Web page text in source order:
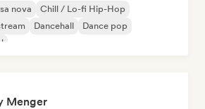
nova
Chill / Lo-fi Hip-Hop
Dancehall
Dance pop
Menger